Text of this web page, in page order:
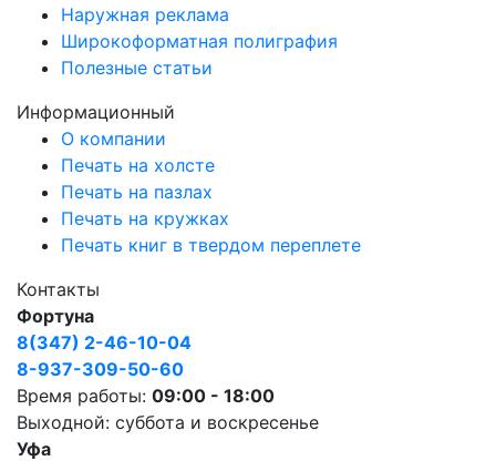
Наружная реклама
Широкоформатная полиграфия
Полезные статьи
Информационный
О компании
Печать на холсте
Печать на пазлах
Печать на кружках
Печать книг в твердом переплете
Контакты
Фортуна
8(347) 2-46-10-04
8-937-309-50-60
Время работы: 09:00 - 18:00
Выходной: суббота и воскресенье
Уфа